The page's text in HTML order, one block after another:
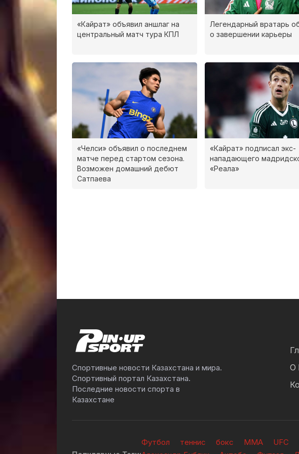
«Кайрат» объявил аншлаг на
центральный матч тура КПЛ
Легендарный вратарь
о завершении карьеры
«Челси» объявил о последнем
матче перед стартом сезона.
Возможен домашний дебют
Сатпаева
«Кайрат» подписал экс-
нападающего
«Реала»
Спортивные новости Казахстана и мира.
Спортивный портал Казахстана.
Последние новости спорта в
Казахстане
О
Футбол теннис бокс ММА UFC